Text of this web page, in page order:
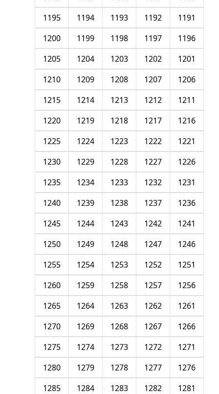
1191
1192
1193
1194
1195
1196
1197
1198
1199
1200
1201
1202
1203
1204
1205
1206
1207
1208
1209
1210
1211
1212
1213
1214
1215
1216
1217
1218
1219
1220
1221
1222
1223
1224
1225
1226
1227
1228
1229
1230
1231
1232
1233
1234
1235
1236
1237
1238
1239
1240
1241
1242
1243
1244
1245
1246
1247
1248
1249
1250
1251
1252
1253
1254
1255
1256
1257
1258
1259
1260
1261
1262
1263
1264
1265
1266
1267
1268
1269
1270
1271
1272
1273
1274
1275
1276
1277
1278
1279
1280
1281
1282
1283
1284
1285